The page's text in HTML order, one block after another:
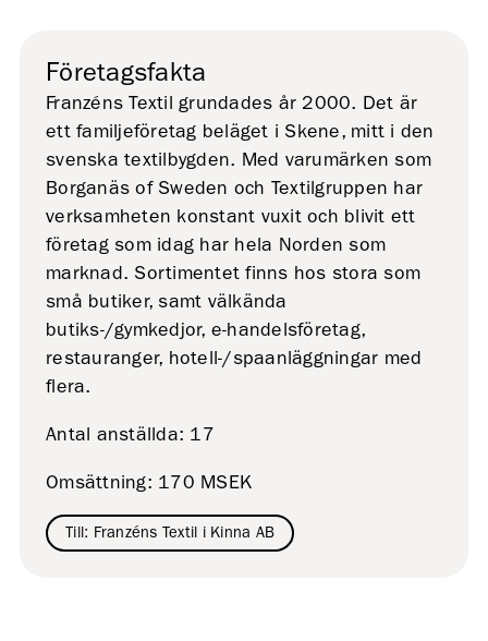
Företagsfakta
Franzéns Textil grundades år 2000. Det är
ett familjeföretag beläget i Skene, mitt i den
svenska textilbygden. Med varumärken som
Borganäs of Sweden och Textilgruppen har
verksamheten konstant vuxit och blivit ett
företag som idag har hela Norden som
marknad. Sortimentet finns hos stora som
små butiker, samt välkända
butiks-/gymkedjor, e-handelsföretag,
restauranger, hotell-/spaanläggningar med
flera.
Antal anställda: 17
Omsättning: 170 MSEK
Till: Franzéns Textil i Kinna AB